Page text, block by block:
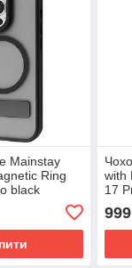
Mainstay
Ring
black
with
17
999